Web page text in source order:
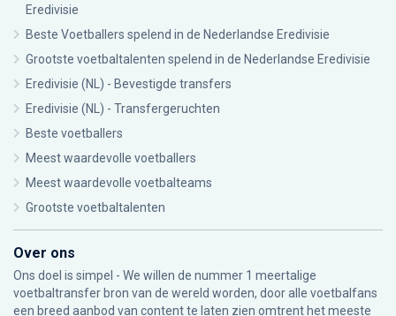
Eredivisie
Beste Voetballers spelend in de Nederlandse Eredivisie
Grootste voetbaltalenten spelend in de Nederlandse Eredivisie
Eredivisie (NL) - Bevestigde transfers
Eredivisie (NL) - Transfergeruchten
Beste voetballers
Meest waardevolle voetballers
Meest waardevolle voetbalteams
Grootste voetbaltalenten
Over ons
Ons doel is simpel - We willen de nummer 1 meertalige
voetbaltransfer bron van de wereld worden, door alle voetbalfans
een breed aanbod van content te laten zien omtrent het meeste